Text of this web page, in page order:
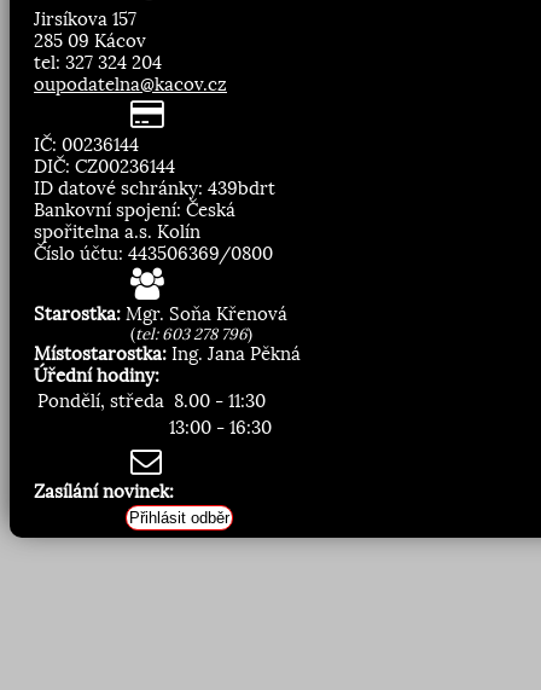
Jirsíkova 157
285 09 Kácov
tel: 327 324 204
oupodatelna@kacov.cz
IČ: 00236144
DIČ: CZ00236144
ID datové schránky: 439bdrt
Bankovní spojení: Česká
spořitelna a.s. Kolín
Číslo účtu: 443506369/0800
Starostka: Mgr. Soňa Křenová
(tel: 603 278 796)
Místostarostka: Ing. Jana Pěkná
Úřední hodiny:
Pondělí, středa 8.00 - 11:30
13:00 - 16:30
Zasílání novinek:
Přihlásit odběr